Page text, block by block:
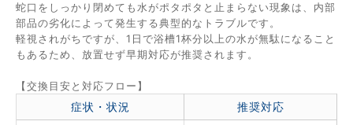
蛇口をしっかり閉めても水がポタポタと止まらない現象は、内部
部品の劣化によって発生する典型的なトラブルです。
軽視されがちですが、1日で浴槽1杯分以上の水が無駄になること
もあるため、放置せず早期対応が推奨されます。
【交換目安と対応フロー】
症状・状況 推奨対応